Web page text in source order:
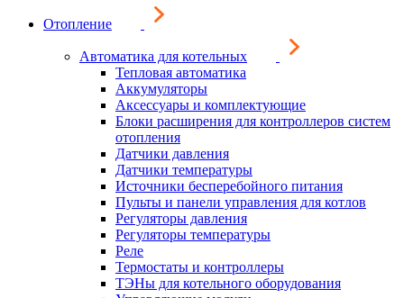
Отопление
Автоматика для котельных
Тепловая автоматика
Аккумуляторы
Аксессуары и комплектующие
Блоки расширения для контроллеров систем
отопления
Датчики давления
Датчики температуры
Источники бесперебойного питания
Пульты и панели управления для котлов
Регуляторы давления
Регуляторы температуры
Реле
Термостаты и контроллеры
ТЭНы для котельного оборудования